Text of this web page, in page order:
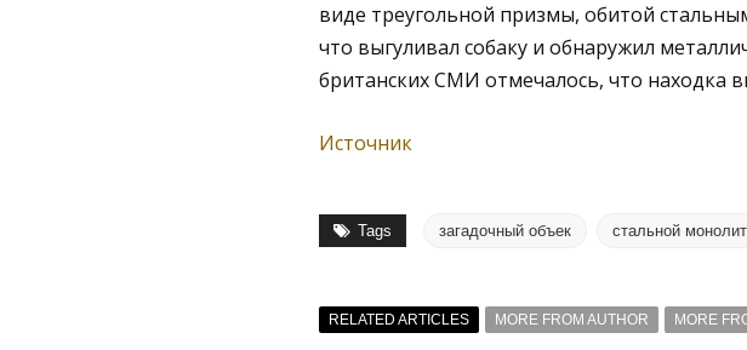
виде треугольной призмы, обитой
что выгуливал собаку и обнаружил
британских СМИ отмечалось, что находка
Источник
Tags загадочный объек стальной монолит
RELATED ARTICLES MORE FROM AUTHOR MORE